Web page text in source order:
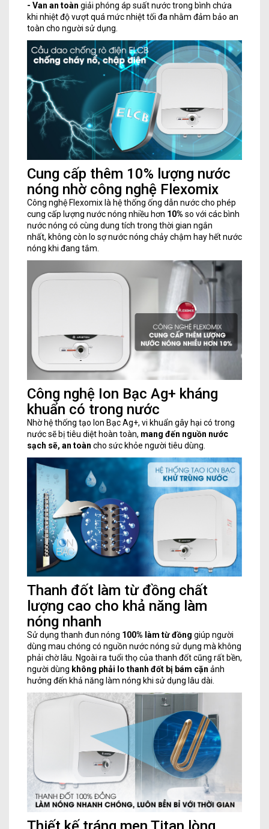
- Van an toàn giải phóng áp suất nước trong bình chứa
khi nhiệt độ vượt quá mức nhiệt tối đa nhằm đảm bảo an
toàn cho người sử dụng.
Cung cấp thêm 10% lượng nước
nóng nhờ công nghệ Flexomix
Công nghệ Flexomix là hệ thống ống dẫn nước cho phép
cung cấp lượng nước nóng nhiều hơn 10% so với các bình
nước nóng có cùng dung tích trong thời gian ngắn
nhất, không còn lo sợ nước nóng chảy chậm hay hết nước
nóng khi đang tắm.
Công nghệ Ion Bạc Ag+ kháng
khuẩn có trong nước
Nhờ hệ thống tạo Ion Bạc Ag+, vi khuẩn gây hại có trong
nước sẽ bị tiêu diệt hoàn toàn, mang đến nguồn nước
sạch sẽ, an toàn cho sức khỏe người tiêu dùng.
Thanh đốt làm từ đồng chất
lượng cao cho khả năng làm
nóng nhanh
Sử dụng thanh đun nóng 100% làm từ đồng giúp người
dùng mau chóng có nguồn nước nóng sử dụng mà không
phải chờ lâu. Ngoài ra tuổi thọ của thanh đốt cũng rất bền,
người dùng không phải lo thanh đốt bị bám cặn ảnh
hưởng đến khả năng làm nóng khi sử dụng lâu dài.